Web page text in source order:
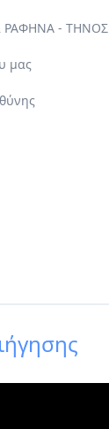
ΡΑΦΗΝΑ -
μας